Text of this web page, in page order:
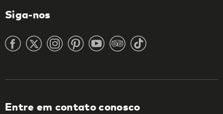
Siga-nos
Entre em contato conosco